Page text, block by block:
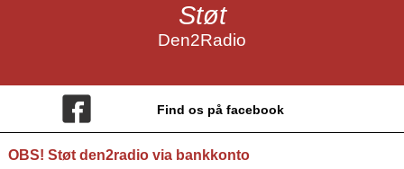
Støt
Den2Radio
Find os på facebook
OBS! Støt den2radio via bankkonto